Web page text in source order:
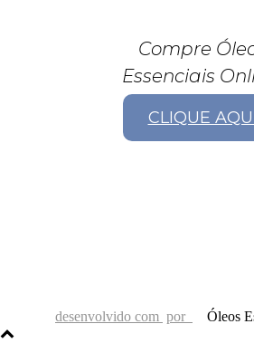
Compre
Essenciais
CLIQUE
desenvolvido com por Óleos